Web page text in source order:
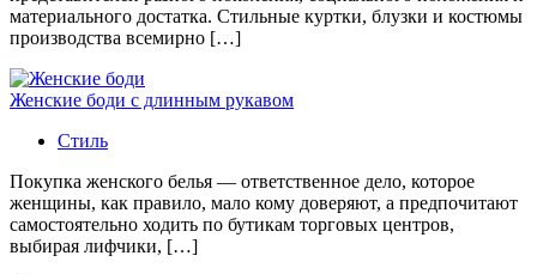
материального достатка. Стильные куртки, блузки и костюмы
производства всемирно […]
Женские боди с длинным рукавом
Стиль
Покупка женского белья — ответственное дело, которое
женщины, как правило, мало кому доверяют, а предпочитают
самостоятельно ходить по бутикам торговых центров,
выбирая лифчики, […]